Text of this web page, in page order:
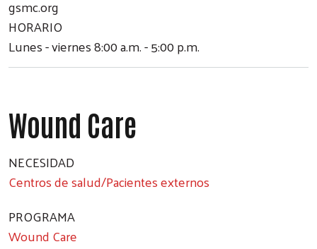
gsmc.org
HORARIO
Lunes - viernes 8:00 a.m. - 5:00 p.m.
Wound Care
NECESIDAD
Centros de salud/Pacientes externos
PROGRAMA
Wound Care